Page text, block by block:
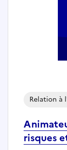
risques
Relation à